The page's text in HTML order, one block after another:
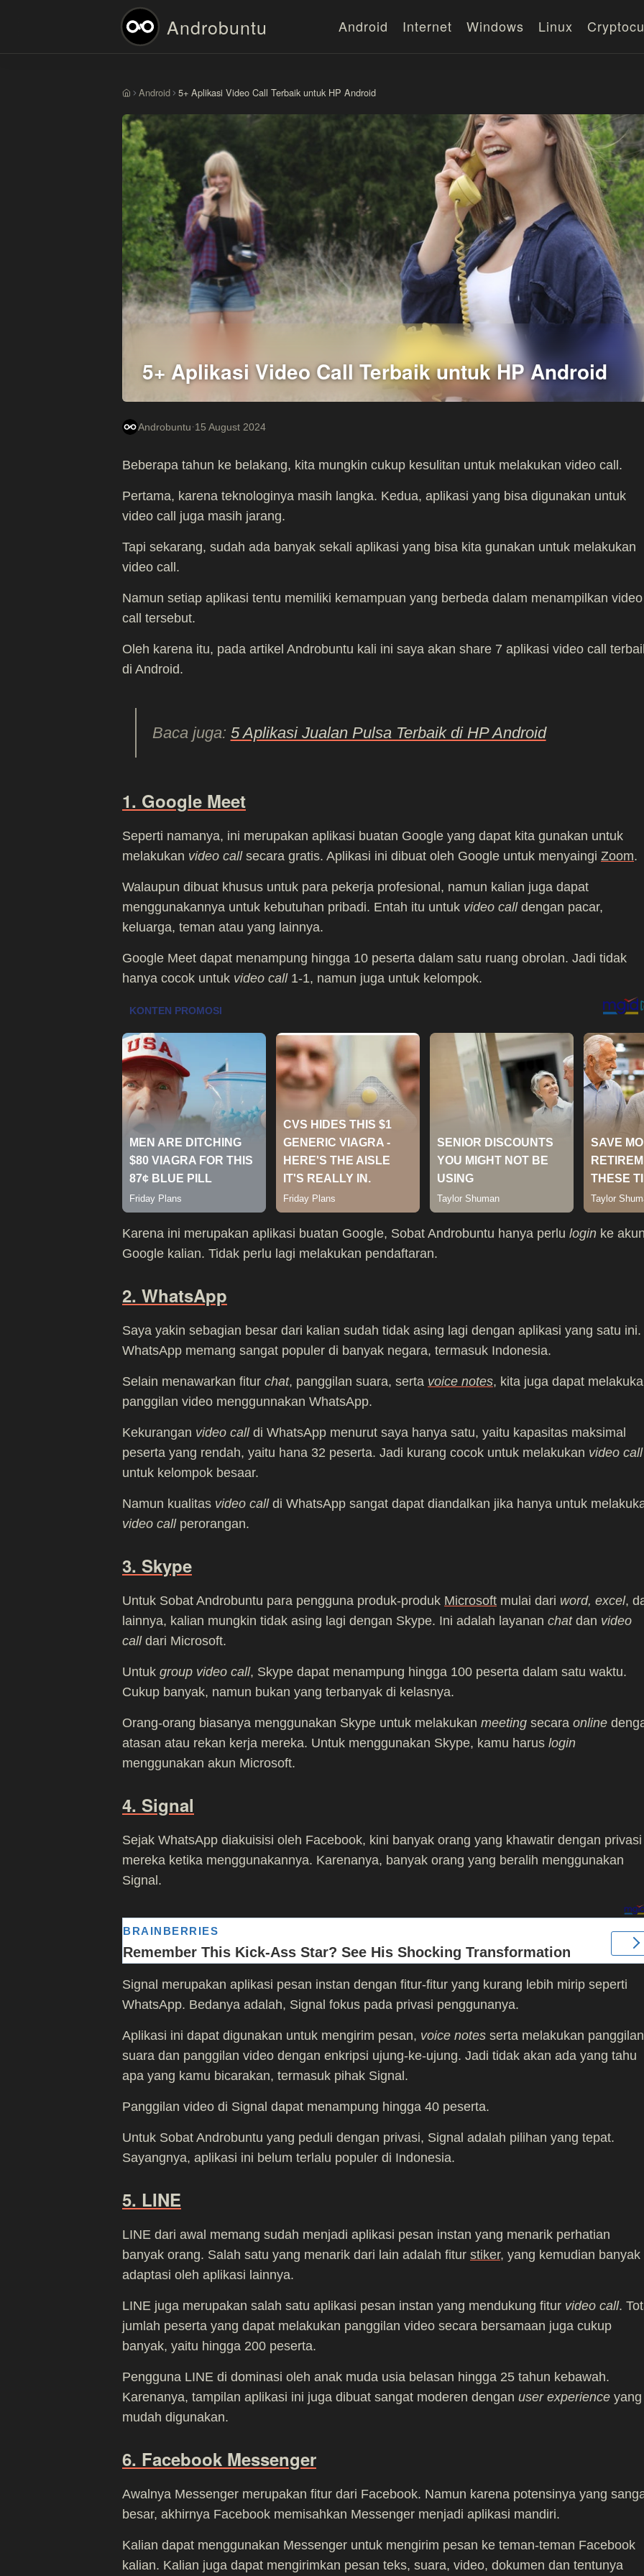
Androbuntu Android Internet Windows Linux
BerandaAndroid 5+ Aplikasi Video Call Terbaik untuk HP Android
5+ Aplikasi Video Call Terbaik untuk HP Android
Androbuntu·15 August 2024
Beberapa tahun ke belakang, kita mungkin cukup kesulitan untuk melakukan video call.
Pertama, karena teknologinya masih langka. Kedua, aplikasi yang bisa digunakan untuk
video call juga masih jarang.
Tapi sekarang, sudah ada banyak sekali aplikasi yang bisa kita gunakan untuk melakukan
video call.
Namun setiap aplikasi tentu memiliki kemampuan yang berbeda dalam menampilkan video
call tersebut.
Oleh karena itu, pada artikel Androbuntu kali ini saya akan share 7 aplikasi video call
di Android.
Baca juga: 5 Aplikasi Jualan Pulsa Terbaik di HP Android
1. Google Meet
Seperti namanya, ini merupakan aplikasi buatan Google yang dapat kita gunakan untuk
melakukan video callsecara gratis. Aplikasi ini dibuat oleh Google untuk menyaingi Zoom.
Walaupun dibuat khusus untuk para pekerja profesional, namun kalian juga dapat
menggunakannya untuk kebutuhan pribadi. Entah itu untuk video calldengan pacar,
keluarga, teman atau yang lainnya.
Google Meet dapat menampung hingga 10 peserta dalam satu ruang obrolan. Jadi tidak
hanya cocok untuk video call1-1, namun juga untuk kelompok.
Karena ini merupakan aplikasi buatan Google, Sobat Androbuntu hanya perlu login ke
Google kalian. Tidak perlu lagi melakukan pendaftaran.
2. WhatsApp
Saya yakin sebagian besar dari kalian sudah tidak asing lagi dengan aplikasi yang satu ini.
WhatsApp memang sangat populer di banyak negara, termasuk Indonesia.
Selain menawarkan fitur chat, panggilan suara, serta voice notes, kita juga dapat
panggilan video menggunnakan WhatsApp.
Kekurangan video calldi WhatsApp menurut saya hanya satu, yaitu kapasitas maksimal
peserta yang rendah, yaitu hana 32 peserta. Jadi kurang cocok untuk melakukan video call
untuk kelompok besaar.
Namun kualitas video calldi WhatsApp sangat dapat diandalkan jika hanya untuk
video callperorangan.
3. Skype
Untuk Sobat Androbuntu para pengguna produk-produk Microsoft mulai dari word, excel,
lainnya, kalian mungkin tidak asing lagi dengan Skype. Ini adalah layanan chatdan video
calldari Microsoft.
Untuk group video call, Skype dapat menampung hingga 100 peserta dalam satu waktu.
Cukup banyak, namun bukan yang terbanyak di kelasnya.
Orang-orang biasanya menggunakan Skype untuk melakukan meeting secara online
atasan atau rekan kerja mereka. Untuk menggunakan Skype, kamu harus login
menggunakan akun Microsoft.
4. Signal
Sejak WhatsApp diakuisisi oleh Facebook, kini banyak orang yang khawatir dengan privasi
mereka ketika menggunakannya. Karenanya, banyak orang yang beralih menggunakan
Signal.
Signal merupakan aplikasi pesan instan dengan fitur-fitur yang kurang lebih mirip seperti
WhatsApp. Bedanya adalah, Signal fokus pada privasi penggunanya.
Aplikasi ini dapat digunakan untuk mengirim pesan, voice notes serta melakukan panggilan
suara dan panggilan video dengan enkripsi ujung-ke-ujung. Jadi tidak akan ada yang tahu
apa yang kamu bicarakan, termasuk pihak Signal.
Panggilan video di Signal dapat menampung hingga 40 peserta.
Untuk Sobat Androbuntu yang peduli dengan privasi, Signal adalah pilihan yang tepat.
Sayangnya, aplikasi ini belum terlalu populer di Indonesia.
5. LINE
LINE dari awal memang sudah menjadi aplikasi pesan instan yang menarik perhatian
banyak orang. Salah satu yang menarik dari lain adalah fitur stiker, yang kemudian banyak
adaptasi oleh aplikasi lainnya.
LINE juga merupakan salah satu aplikasi pesan instan yang mendukung fitur video call.
jumlah peserta yang dapat melakukan panggilan video secara bersamaan juga cukup
banyak, yaitu hingga 200 peserta.
Pengguna LINE di dominasi oleh anak muda usia belasan hingga 25 tahun kebawah.
Karenanya, tampilan aplikasi ini juga dibuat sangat moderen dengan user experience yang
mudah digunakan.
6. Facebook Messenger
Awalnya Messenger merupakan fitur dari Facebook. Namun karena potensinya yang
besar, akhirnya Facebook memisahkan Messenger menjadi aplikasi mandiri.
Kalian dapat menggunakan Messenger untuk mengirim pesan ke teman-teman Facebook
kalian. Kalian juga dapat mengirimkan pesan teks, suara, video, dokumen dan tentunya